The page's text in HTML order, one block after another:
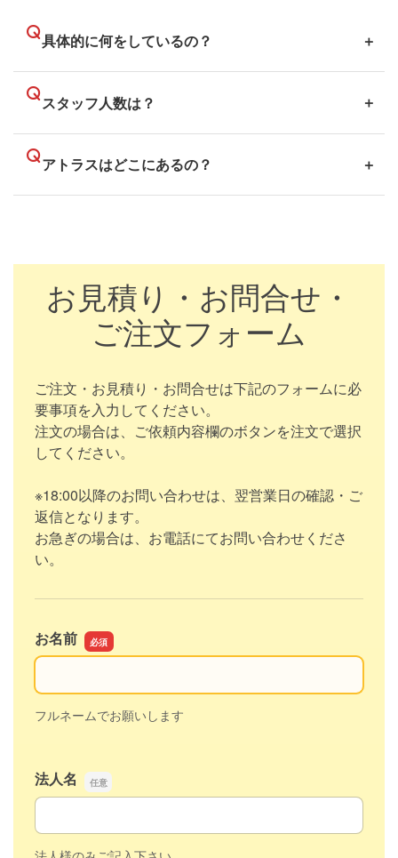
具体的に何をしているの？
スタッフ人数は？
アトラスはどこにあるの？